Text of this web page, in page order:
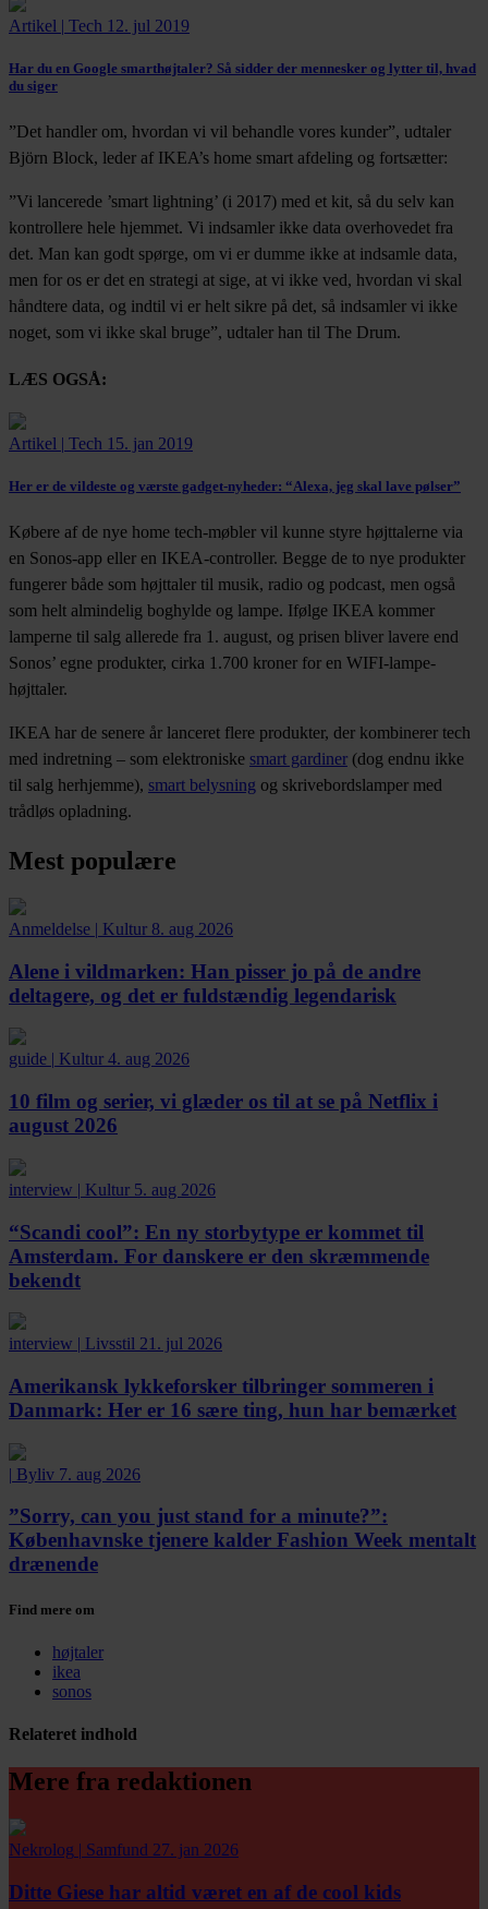
Artikel | Tech 12. jul 2019
Har du en Google smarthøjtaler? Så sidder der mennesker og lytter til, hvad
du siger
”Det handler om, hvordan vi vil behandle vores kunder”, udtaler
Björn Block, leder af IKEA’s home smart afdeling og fortsætter:
”Vi lancerede ’smart lightning’ (i 2017) med et kit, så du selv kan
kontrollere hele hjemmet. Vi indsamler ikke data overhovedet fra
det. Man kan godt spørge, om vi er dumme ikke at indsamle data,
men for os er det en strategi at sige, at vi ikke ved, hvordan vi skal
håndtere data, og indtil vi er helt sikre på det, så indsamler vi ikke
noget, som vi ikke skal bruge”, udtaler han til The Drum.
LÆS OGSÅ:
Artikel | Tech 15. jan 2019
Her er de vildeste og værste gadget-nyheder: “Alexa, jeg skal lave pølser”
Købere af de nye home tech-møbler vil kunne styre højttalerne via
en Sonos-app eller en IKEA-controller. Begge de to nye produkter
fungerer både som højttaler til musik, radio og podcast, men også
som helt almindelig boghylde og lampe. Ifølge IKEA kommer
lamperne til salg allerede fra 1. august, og prisen bliver lavere end
Sonos’ egne produkter, cirka 1.700 kroner for en WIFI-lampe-
højttaler.
IKEA har de senere år lanceret flere produkter, der kombinerer tech
med indretning – som elektroniske smart gardiner (dog endnu ikke
til salg herhjemme), smart belysning og skrivebordslamper med
trådløs opladning.
Mest populære
Anmeldelse | Kultur 8. aug 2026
Alene i vildmarken: Han pisser jo på de andre
deltagere, og det er fuldstændig legendarisk
guide | Kultur 4. aug 2026
10 film og serier, vi glæder os til at se på Netflix i
august 2026
interview | Kultur 5. aug 2026
“Scandi cool”: En ny storbytype er kommet til
Amsterdam. For danskere er den skræmmende
bekendt
interview | Livsstil 21. jul 2026
Amerikansk lykkeforsker tilbringer sommeren i
Danmark: Her er 16 sære ting, hun har bemærket
| Byliv 7. aug 2026
”Sorry, can you just stand for a minute?”:
Københavnske tjenere kalder Fashion Week mentalt
drænende
Find mere om
højtaler
ikea
sonos
Relateret indhold
Mere fra redaktionen
Nekrolog | Samfund 27. jan 2026
Ditte Giese har altid været en af de cool kids